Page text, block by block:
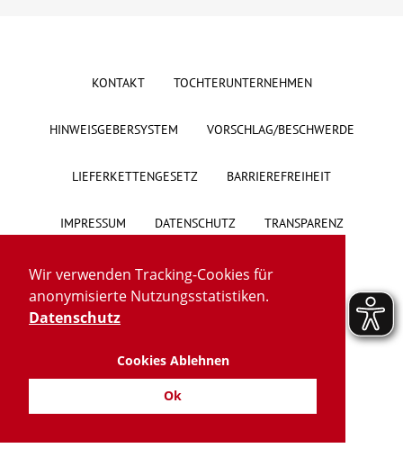
Wir verwenden Tracking-Cookies für
anonymisierte Nutzungsstatistiken.
Datenschutz
Cookies Ablehnen
Ok
Veranstaltungen
Mitmachen
Karriere
Suche
KONTAKT TOCHTERUNTERNEHMEN
HINWEISGEBERSYSTEM VORSCHLAG/BESCHWERDE
LIEFERKETTENGESETZ BARRIEREFREIHEIT
IMPRESSUM DATENSCHUTZ TRANSPARENZ